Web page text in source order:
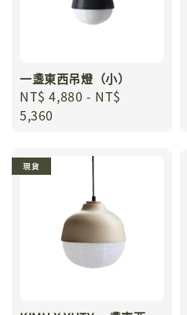
一盞東西吊燈（小）
Regular
price
NT$ 4,880 - NT$
5,360
現貨